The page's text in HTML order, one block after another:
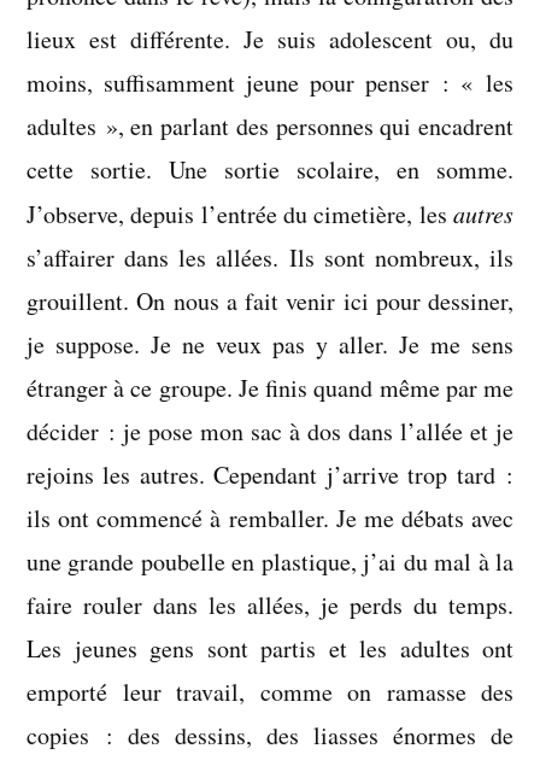
lieux est différente. Je suis adolescent ou, du
moins, suffisamment jeune pour penser : « les
adultes », en parlant des personnes qui encadrent
cette sortie. Une sortie scolaire, en somme.
J’observe, depuis l’entrée du cimetière, les autres
s’affairer dans les allées. Ils sont nombreux, ils
grouillent. On nous a fait venir ici pour dessiner,
je suppose. Je ne veux pas y aller. Je me sens
étranger à ce groupe. Je finis quand même par me
décider : je pose mon sac à dos dans l’allée et je
rejoins les autres. Cependant j’arrive trop tard :
ils ont commencé à remballer. Je me débats avec
une grande poubelle en plastique, j’ai du mal à la
faire rouler dans les allées, je perds du temps.
Les jeunes gens sont partis et les adultes ont
emporté leur travail, comme on ramasse des
copies : des dessins, des liasses énormes de